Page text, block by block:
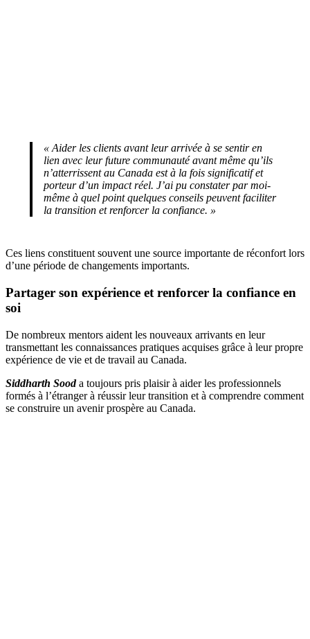
« Aider les clients avant leur arrivée à se sentir en
lien avec leur future communauté avant même qu’ils
n’atterrissent au Canada est à la fois significatif et
porteur d’un impact réel. J’ai pu constater par moi-
même à quel point quelques conseils peuvent faciliter
la transition et renforcer la confiance. »
Ces liens constituent souvent une source importante de réconfort lors
d’une période de changements importants.
Partager son expérience et renforcer la confiance en
soi
De nombreux mentors aident les nouveaux arrivants en leur
transmettant les connaissances pratiques acquises grâce à leur propre
expérience de vie et de travail au Canada.
Siddharth Sooda toujours pris plaisir à aider les professionnels
formés à l’étranger à réussir leur transition et à comprendre comment
se construire un avenir prospère au Canada.